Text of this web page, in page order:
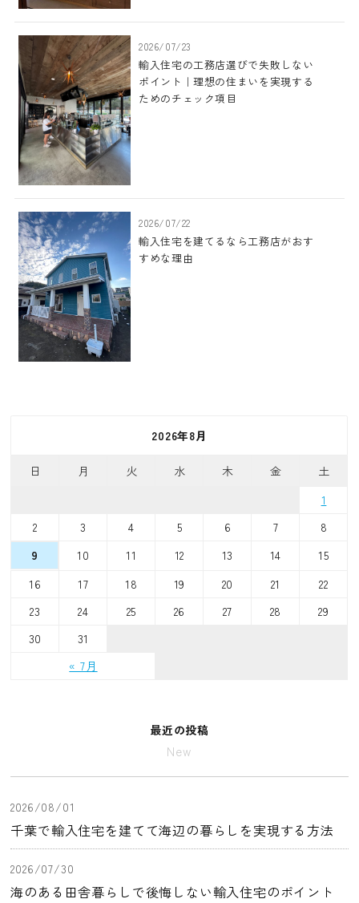
2026/07/23
輸入住宅の工務店選びで失敗しない
ポイント｜理想の住まいを実現する
ためのチェック項目
2026/07/22
輸入住宅を建てるなら工務店がおす
すめな理由
2026年8月
日 月 火 水 木 金 土
« 7月
1
2
3 4 5 6 7
8
9
10 11 12 13 14
15
16
17 18 19 20 21
22
23
24 25 26 27 28
29
30
31
最近の投稿
New
2026/08/01
千葉で輸入住宅を建てて海辺の暮らしを実現する方法
2026/07/30
海のある田舎暮らしで後悔しない輸入住宅のポイント